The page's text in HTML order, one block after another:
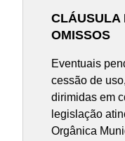
CLÁUSULA
OMISSOS
Eventuais
cessão de
dirimidas em
legislação
Orgânica